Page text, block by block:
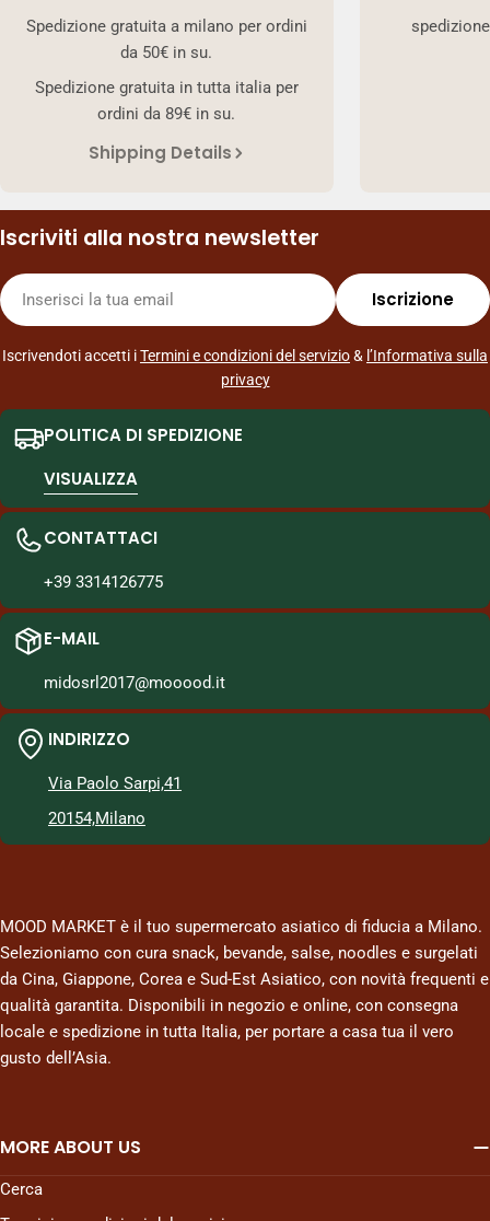
Spedizione gratuita a milano per ordini
da 50€ in su.
Spedizione gratuita in tutta italia per
ordini da 89€ in su.
Shipping Details
Iscriviti alla nostra newsletter
E-
mail
Iscrizione
Iscrivendoti accetti iTermini e condizioni del servizio& l’Informativa sulla
privacy
POLITICA DI SPEDIZIONE
VISUALIZZA
CONTATTACI
+39 3314126775
E-MAIL
midosrl2017@mooood.it
INDIRIZZO
Via Paolo Sarpi,41
20154,Milano
MOOD MARKET è il tuo supermercato asiatico di fiducia a Milano.
Selezioniamo con cura snack, bevande, salse, noodles e surgelati
da Cina, Giappone, Corea e Sud-Est Asiatico, con novità frequenti e
qualità garantita. Disponibili in negozio e online, con consegna
locale e spedizione in tutta Italia, per portare a casa tua il vero
gusto dell’Asia.
MORE ABOUT US
Cerca